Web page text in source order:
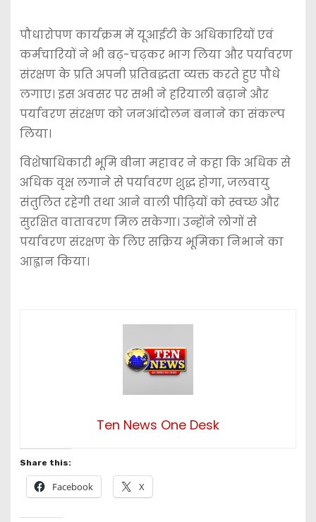
पौधारोपण कार्यक्रम में यूआईटी के अधिकारियों एवं
कर्मचारियों ने भी बढ़-चढ़कर भाग लिया और पर्यावरण
संरक्षण के प्रति अपनी प्रतिबद्धता व्यक्त करते हुए पौधे
लगाए। इस अवसर पर सभी ने हरियाली बढ़ाने और
पर्यावरण संरक्षण को जनआंदोलन बनाने का संकल्प
लिया।
विशेषाधिकारी भूमि बीना महावर ने कहा कि अधिक से
अधिक वृक्ष लगाने से पर्यावरण शुद्ध होगा, जलवायु
संतुलित रहेगी तथा आने वाली पीढ़ियों को स्वच्छ और
सुरक्षित वातावरण मिल सकेगा। उन्होंने लोगों से
पर्यावरण संरक्षण के लिए सक्रिय भूमिका निभाने का
आह्वान किया।
Ten News One Desk
Share this:
Facebook X